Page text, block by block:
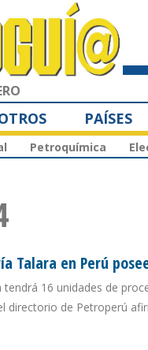
PAÍSES
Petroquímica
Talara en Perú
tendrá 16 unidades de
directorio de Petroperú